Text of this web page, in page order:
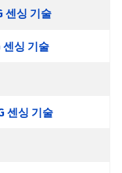
센싱 기술
센싱 기술
센싱 기술